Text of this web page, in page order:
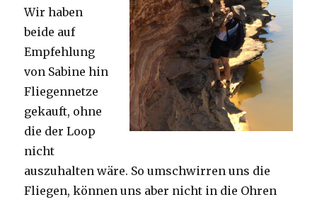
Wir haben
beide auf
Empfehlung
von Sabine hin
Fliegennetze
gekauft, ohne
die der Loop
nicht
auszuhalten wäre. So umschwirren uns die
Fliegen, können uns aber nicht in die Ohren